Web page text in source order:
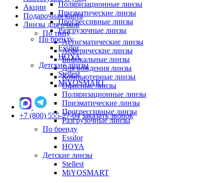
Акции
Подарочная карта
Линзы для очков
По типу
Астигматические линзы
Асферические линзы
Бифокальные линзы
Для вождения линзы
Компьютерные линзы
Офисные линзы
Поляризационные линзы
Призматические линзы
Прогрессивные линзы
Разгрузочные линзы
По бренду
Essilor
HOYA
Детские линзы
Stellest
MiYOSMART
Поляризационные линзы
Призматические линзы
Прогрессивные линзы
Разгрузочные линзы
По бренду
Essilor
HOYA
Детские линзы
Stellest
MiYOSMART
+7 (800) 555-27-04 заказать звонок